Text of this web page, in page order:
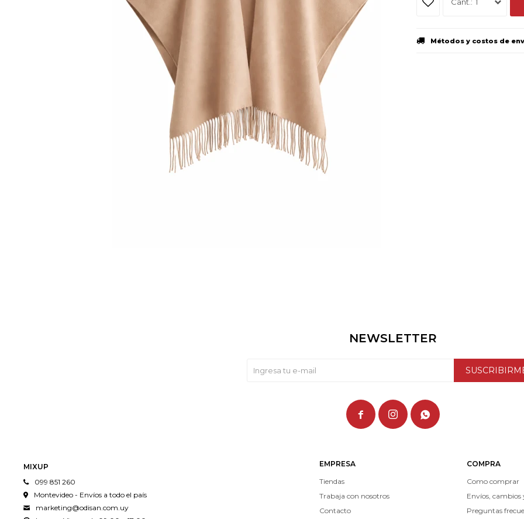
Métodos y costos de
MIXUP
099 851 260
Montevideo - Envíos a todo el país
marketing@odisan.com.uy
EMPRESA
Tiendas
Trabaja con nosotros
Contacto
COMPRA
Como comprar
Envíos, cambios
Preguntas
NEWSLETTER
  